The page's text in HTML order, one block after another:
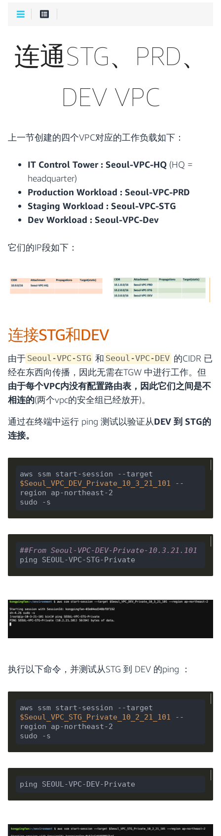
连通STG、PRD、
DEV VPC
上一节创建的四个VPC对应的工作负载如下：
IT Control Tower : Seoul-VPC-HQ (HQ =
headquarter)
Production Workload : Seoul-VPC-PRD
Staging Workload : Seoul-VPC-STG
Dev Workload : Seoul-VPC-Dev
它们的IP段如下：
连接STG和DEV
由于 Seoul-VPC-STG 和 Seoul-VPC-DEV 的CIDR 已
经在东西向传播，因此无需在TGW 中进行工作。但
由于每个VPC内没有配置路由表，因此它们之间是不
相连的(两个vpc的安全组已经放开)。
通过在终端中运行 ping 测试以验证从DEV 到 STG的
连接。
$Seoul_VPC_DEV_Private_10_3_21_101
--
region ap-northeast-2
##From Seoul-VPC-DEV-Private-10.3.21.101
执行以下命令，并测试从STG 到 DEV 的ping ：
$Seoul_VPC_STG_Private_10_2_21_101
--
region ap-northeast-2